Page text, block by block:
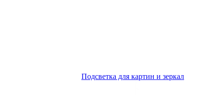
Подсветка для картин и зеркал